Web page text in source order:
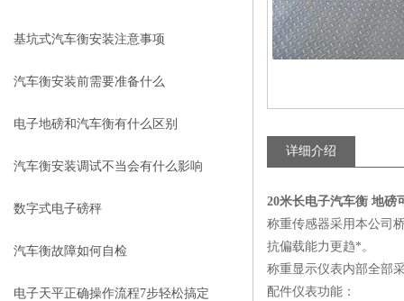
基坑式汽车衡安装注意事项
汽车衡安装前需要准备什么
电子地磅和汽车衡有什么区别
汽车衡安装调试不当会有什么影响
数字式电子磅秤
汽车衡故障如何自检
电子天平正确操作流程7步轻松搞定
详细介绍
20米长电子汽车衡 地磅
称重传感器采用本公司
抗偏载能力更趋*。
称重显示仪表内部全部
配件仪表功能：